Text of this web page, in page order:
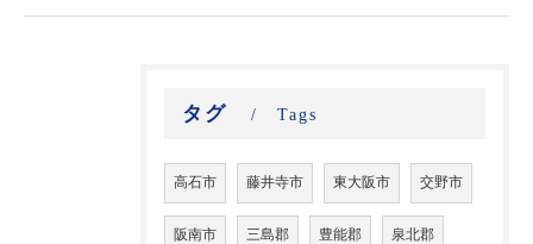
タグ Tags
高石市 藤井寺市 東大阪市 交野市
阪南市 三島郡 豊能郡 泉北郡